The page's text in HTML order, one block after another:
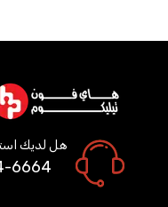
هل لديك
6664